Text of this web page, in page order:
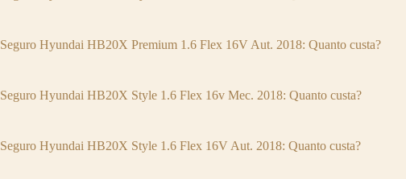
Seguro Hyundai HB20X Premium 1.6 Flex 16V Aut. 2018: Quanto custa?
Seguro Hyundai HB20X Style 1.6 Flex 16v Mec. 2018: Quanto custa?
Seguro Hyundai HB20X Style 1.6 Flex 16V Aut. 2018: Quanto custa?